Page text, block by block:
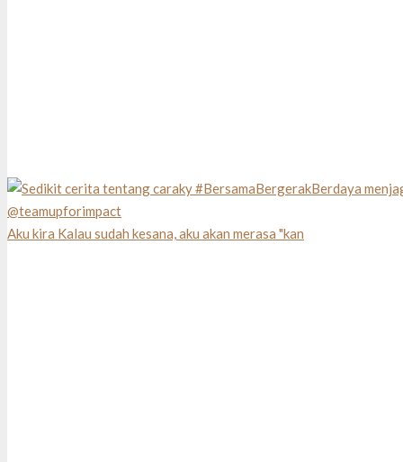
Aku kira Kalau sudah kesana, aku akan merasa "kan